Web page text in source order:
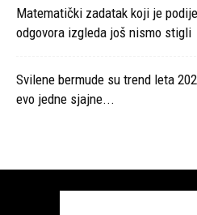
Matematički zadatak koji je
odgovora izgleda još nismo stigli
Svilene bermude su trend leta
evo jedne sjajne...